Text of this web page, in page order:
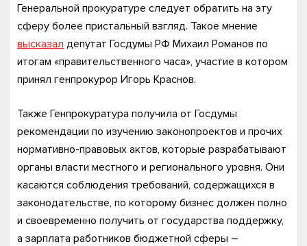
Генеральной прокуратуре следует обратить на эту
сферу более пристальный взгляд. Такое мнение
высказал депутат Госдумы РФ Михаил Романов по
итогам «правительственного часа», участие в котором
принял генпрокурор Игорь Краснов.
Также Генпрокуратура получила от Госдумы
рекомендации по изучению законопроектов и прочих
нормативно-правовых актов, которые разрабатывают
органы власти местного и регионального уровня. Они
касаются соблюдения требований, содержащихся в
законодательстве, по которому бизнес должен полно
и своевременно получить от государства поддержку,
а зарплата работников бюджетной сферы –